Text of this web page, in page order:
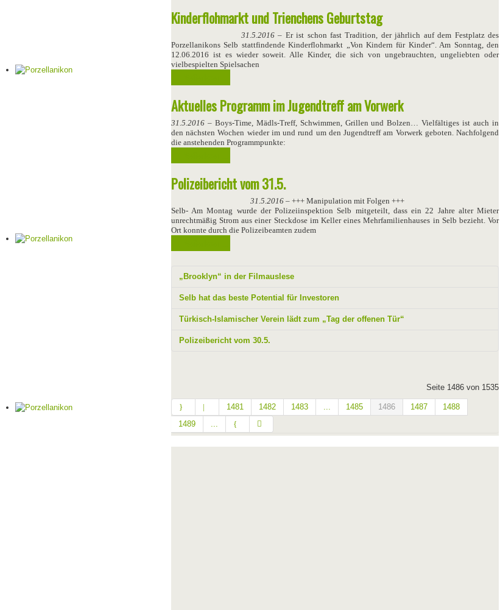
Kinderflohmarkt und Trienchens Geburtstag
31.5.2016– Er ist schon fast Tradition, der jährlich auf dem Festplatz des
Porzellanikons Selb stattfindende Kinderflohmarkt „Von Kindern für Kinder“. Am Sonntag, den
12.06.2016 ist es wieder soweit. Alle Kinder, die sich von ungebrauchten, ungeliebten oder
vielbespielten Spielsachen
Aktuelles Programm im Jugendtreff am Vorwerk
31.5.2016– Boys-Time, Mädls-Treff, Schwimmen, Grillen und Bolzen… Vielfältiges ist auch in
den nächsten Wochen wieder im und rund um den Jugendtreff am Vorwerk geboten. Nachfolgend
die anstehenden Programmpunkte:
Polizeibericht vom 31.5.
31.5.2016– +++ Manipulation mit Folgen +++
Selb- Am Montag wurde der Polizeiinspektion Selb mitgeteilt, dass ein 22 Jahre alter Mieter
unrechtmäßig Strom aus einer Steckdose im Keller eines Mehrfamilienhauses in Selb bezieht. Vor
Ort konnte durch die Polizeibeamten zudem
„Brooklyn“ in der Filmauslese
Selb hat das beste Potential für Investoren
Türkisch-Islamischer Verein lädt zum „Tag der offenen Tür“
Polizeibericht vom 30.5.
Seite 1486 von 1535
1481 1482 1483 ... 1485 1486 1487
1488
1489
...